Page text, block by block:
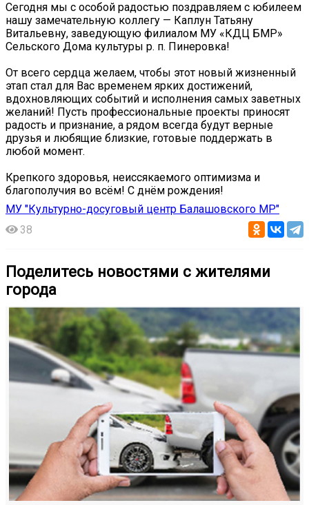
Сегодня мы с особой радостью поздравляем с юбилеем
нашу замечательную коллегу — Каплун Татьяну
Витальевну, заведующую филиалом МУ «КДЦ БМР»
Сельского Дома культуры р. п. Пинеровка!
От всего сердца желаем, чтобы этот новый жизненный
этап стал для Вас временем ярких достижений,
вдохновляющих событий и исполнения самых заветных
желаний! Пусть профессиональные проекты приносят
радость и признание, а рядом всегда будут верные
друзья и любящие близкие, готовые поддержать в
любой момент.
Крепкого здоровья, неиссякаемого оптимизма и
благополучия во всём! С днём рождения!
МУ "Культурно-досуговый центр Балашовского МР"
38
Поделитесь новостями с жителями
города